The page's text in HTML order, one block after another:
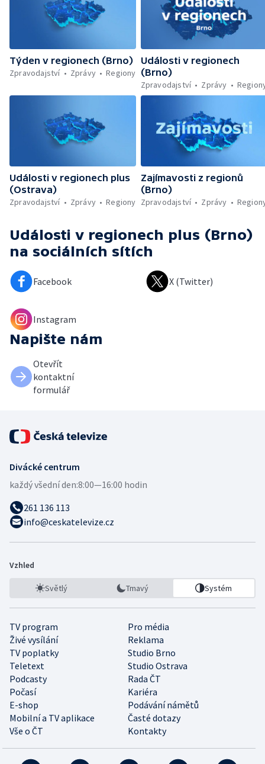
Týden v regionech (Brno)
Zpravodajství
Zprávy Regiony
Události v regionech
(Brno)
Zpravodajství
Zprávy
Události v regionech plus
(Ostrava)
Zpravodajství
Zprávy Regiony
Zajímavosti z regionů
(Brno)
Zpravodajství
Zprávy
Události v regionech plus (Brno)
na sociálních sítích
Facebook X (Twitter)
Instagram
Napište nám
Otevřít
kontaktní
formulář
Divácké centrum
každý všední den:8:00—16:00 hodin
261 136 113
info@ceskatelevize.cz
Vzhled
Světlý Tmavý Systém
TV program
Pro média
Živé vysílání
Reklama
TV poplatky
Studio Brno
Teletext
Studio Ostrava
Podcasty
Rada ČT
Počasí
Kariéra
E-shop
Podávání námětů
Mobilní a TV aplikace
Časté dotazy
Vše o ČT
Kontakty